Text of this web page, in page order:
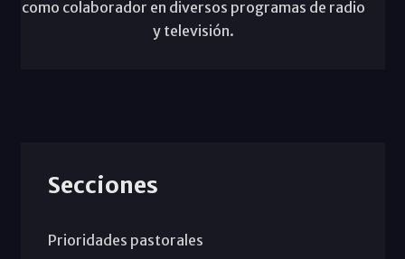
como colaborador en diversos programas de radio
y televisión.
Secciones
Prioridades pastorales